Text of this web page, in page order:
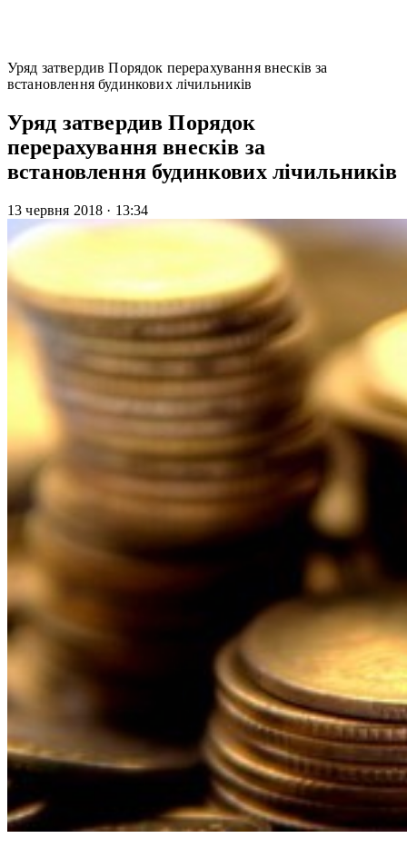
Уряд затвердив Порядок перерахування внесків за
встановлення будинкових лічильників
Уряд затвердив Порядок
перерахування внесків за
встановлення будинкових лічильників
13 червня 2018 · 13:34